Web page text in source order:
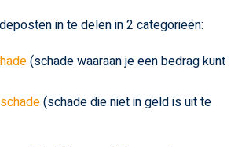
in te delen in 2 categorieën:
(schade waaraan je een bedrag kunt
(schade die niet in geld is uit te